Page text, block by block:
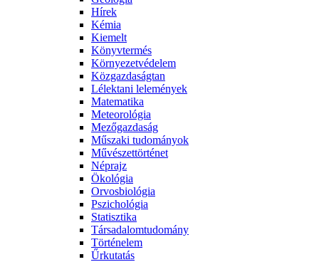
Hírek
Kémia
Kiemelt
Könyvtermés
Környezetvédelem
Közgazdaságtan
Lélektani lelemények
Matematika
Meteorológia
Mezőgazdaság
Műszaki tudományok
Művészettörténet
Néprajz
Ökológia
Orvosbiológia
Pszichológia
Statisztika
Társadalomtudomány
Történelem
Űrkutatás